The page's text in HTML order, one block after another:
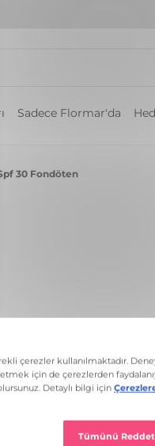
Sadece Flormar'da
30 Fondöten